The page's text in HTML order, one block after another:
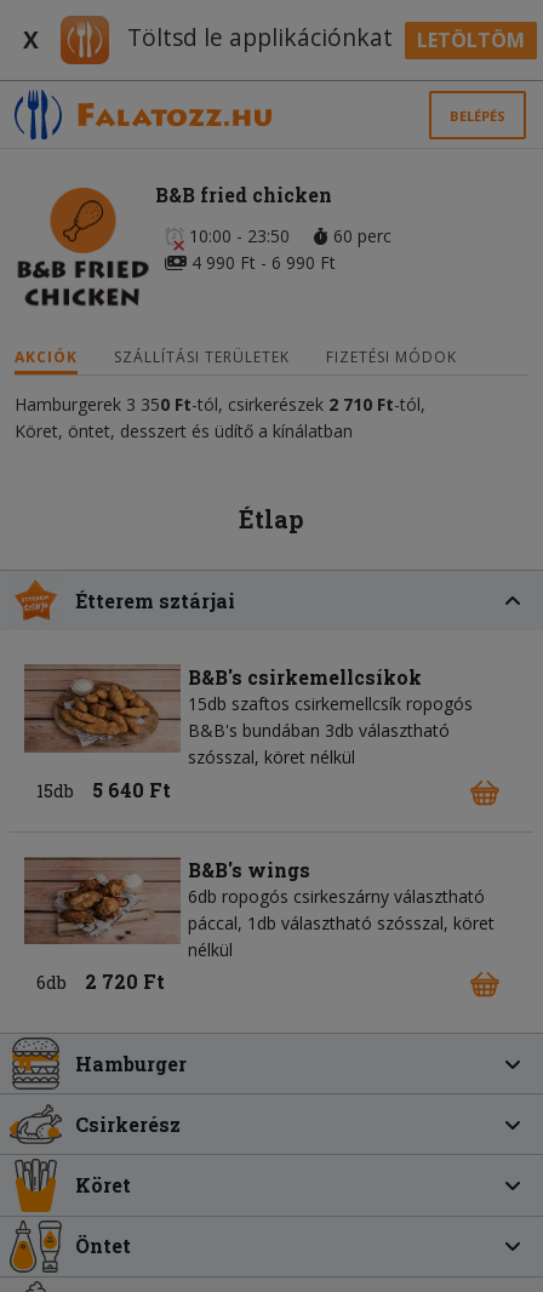
X Töltsd le applikációnkat LETÖLTÖM
BELÉPÉS
B&B fried chicken
10:00 - 23:50
60 perc
4 990 Ft - 6 990 Ft
AKCIÓK SZÁLLÍTÁSI TERÜLETEK FIZETÉSI MÓDOK
Hamburgerek 3 350 Ft-tól, csirkerészek 2 710 Ft-tól,
Köret, öntet, desszert és üdítő a kínálatban
Étlap
Étterem sztárjai
B&B's csirkemellcsíkok
15db szaftos csirkemellcsík ropogós
B&B's bundában 3db választható
szósszal, köret nélkül
15db
5 640 Ft
B&B's wings
6db ropogós csirkeszárny választható
páccal, 1db választható szósszal, köret
nélkül
6db
2 720 Ft
Hamburger
Csirkerész
Köret
Öntet